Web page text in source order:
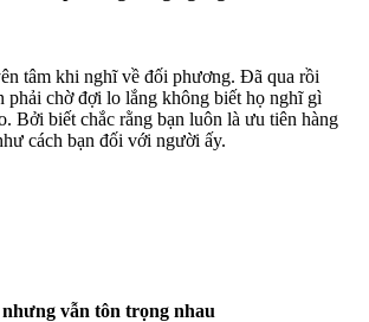
tâm khi nghĩ về đối phương. Đã qua rồi
phải chờ đợi lo lắng không biết họ nghĩ gì
Bởi biết chắc rằng bạn luôn là ưu tiên hàng
cách bạn đối với người ấy.
vẫn tôn trọng nhau